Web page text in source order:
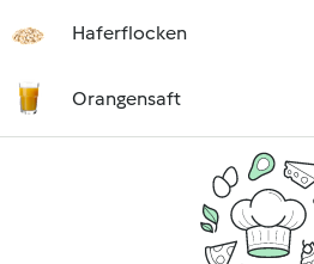
Haferflocken
Orangensaft